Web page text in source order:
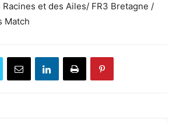
et des Ailes/ FR3 Bretagne /
Match